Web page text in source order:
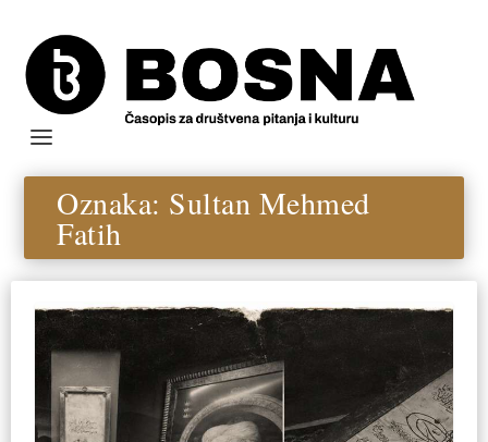
Oznaka: Sultan Mehmed
Fatih